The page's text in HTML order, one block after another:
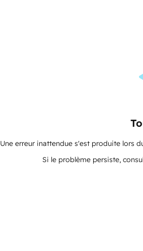
Une erreur inattendue s'est produite lors
Si le problème persiste,